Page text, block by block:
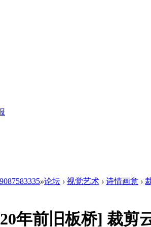
»论坛 › 视觉艺术 › 诗情画意 ›
年前旧板桥] 裁剪